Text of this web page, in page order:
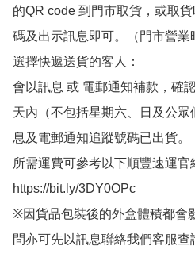
的QR code 到門市取貨，或取
碼及出示訊息即可。（門市營業
選擇快遞送貨的客人：
會以訊息 或 電郵通知補款，確
天內（不包括星期六、日及公
息及電郵通知追蹤號碼已出貨。
所需運費可參考以下順豐速運官
https://bit.ly/3DY0OPc
※因貨品包裝後的外盒體積都會
問亦可先以訊息聯絡我們客服